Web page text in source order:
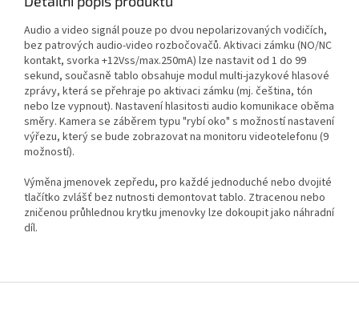
Audio a video signál pouze po dvou nepolarizovaných vodičích,
bez patrových audio-video rozbočovačů. Aktivaci zámku (NO/NC
kontakt, svorka +12Vss/max.250mA) lze nastavit od 1 do 99
sekund, současně tablo obsahuje modul multi-jazykové hlasové
zprávy, která se přehraje po aktivaci zámku (mj. čeština, tón
nebo lze vypnout). Nastavení hlasitosti audio komunikace oběma
směry. Kamera se záběrem typu "rybí oko" s možností nastavení
výřezu, který se bude zobrazovat na monitoru videotelefonu (9
možností).
Výměna jmenovek zepředu, pro každé jednoduché nebo dvojité
tlačítko zvlášť bez nutnosti demontovat tablo. Ztracenou nebo
zničenou průhlednou krytku jmenovky lze dokoupit jako náhradní
díl.